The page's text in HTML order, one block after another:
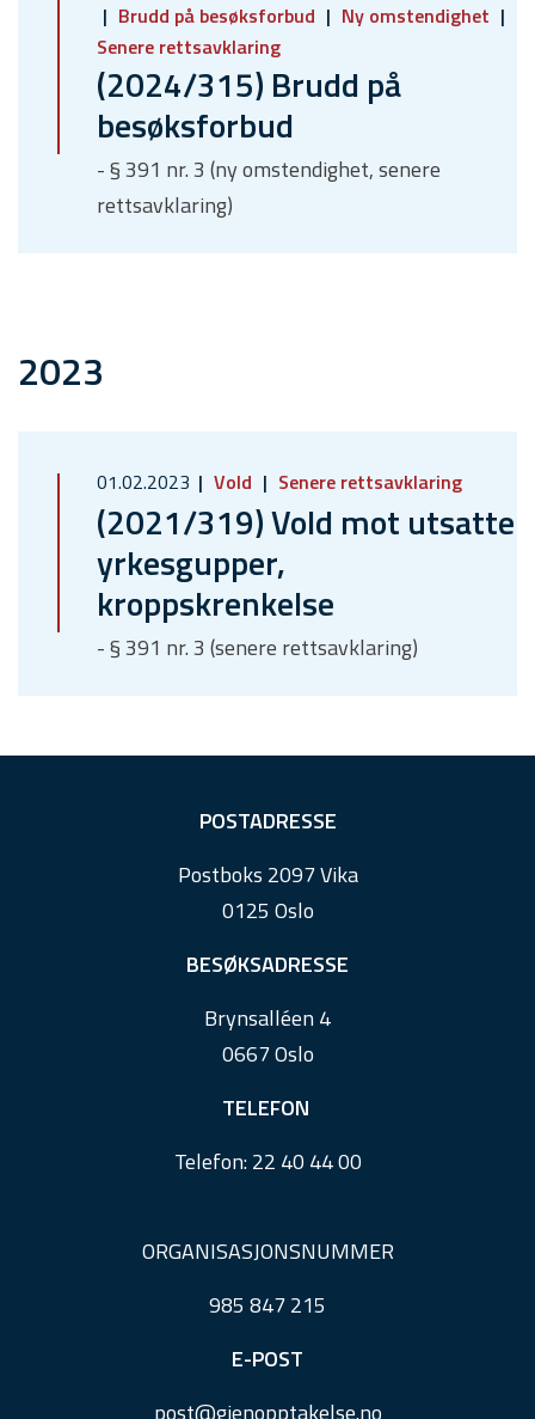
Brudd på besøksforbud
Ny omstendighet
Senere rettsavklaring
(2024/315) Brudd på
besøksforbud
- § 391 nr. 3 (ny omstendighet, senere
rettsavklaring)
2023
01.02.2023 Vold Senere rettsavklaring
(2021/319) Vold mot utsatte
yrkesgupper,
kroppskrenkelse
- § 391 nr. 3 (senere rettsavklaring)
POSTADRESSE
Postboks 2097 Vika
0125 Oslo
BESØKSADRESSE
Brynsalléen 4
0667 Oslo
TELEFON
Telefon:22 40 44 00
ORGANISASJONSNUMMER
985 847 215
E-POST